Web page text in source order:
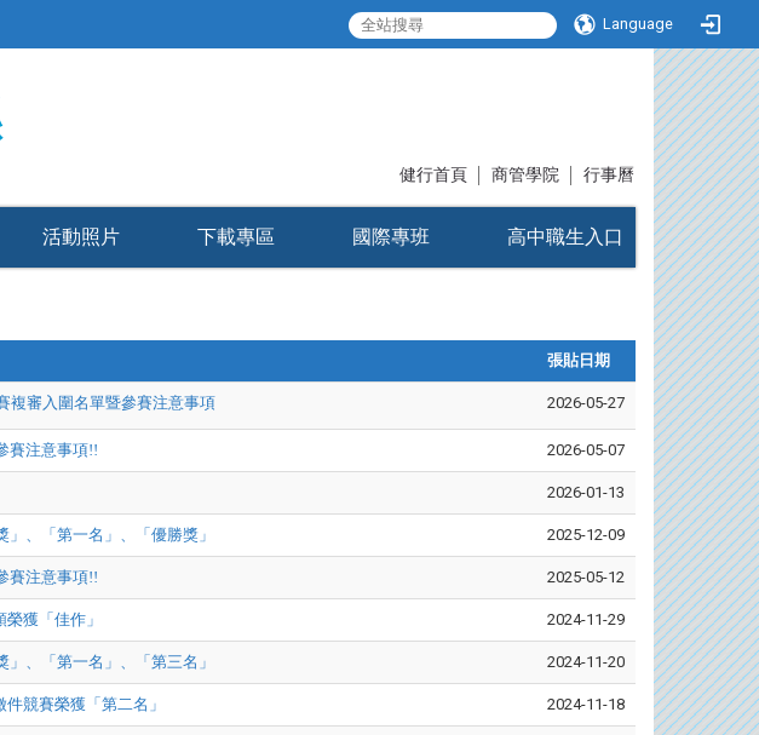
Language
健行首頁 商管學院 行事曆
活動照片 下載專區 國際專班 高中職生入口
張貼日期
複審入圍名單暨參賽注意事項 2026-05-27
賽注意事項!! 2026-05-07
2026-01-13
、「第一名」、「優勝獎」 2025-12-09
賽注意事項!! 2025-05-12
獲「佳作」 2024-11-29
、「第一名」、「第三名」 2024-11-20
競賽榮獲「第二名」 2024-11-18